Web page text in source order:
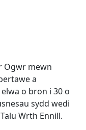
Ogwr mewn
a
o bron i 30 o
sydd wedi
Wrth Ennill.